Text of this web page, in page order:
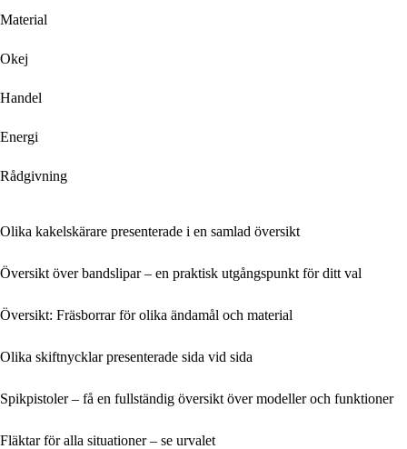
Material
Okej
Handel
Energi
Rådgivning
Olika kakelskärare presenterade i en samlad översikt
Översikt över bandslipar – en praktisk utgångspunkt för ditt val
Översikt: Fräsborrar för olika ändamål och material
Olika skiftnycklar presenterade sida vid sida
Spikpistoler – få en fullständig översikt över modeller och funktioner
Fläktar för alla situationer – se urvalet